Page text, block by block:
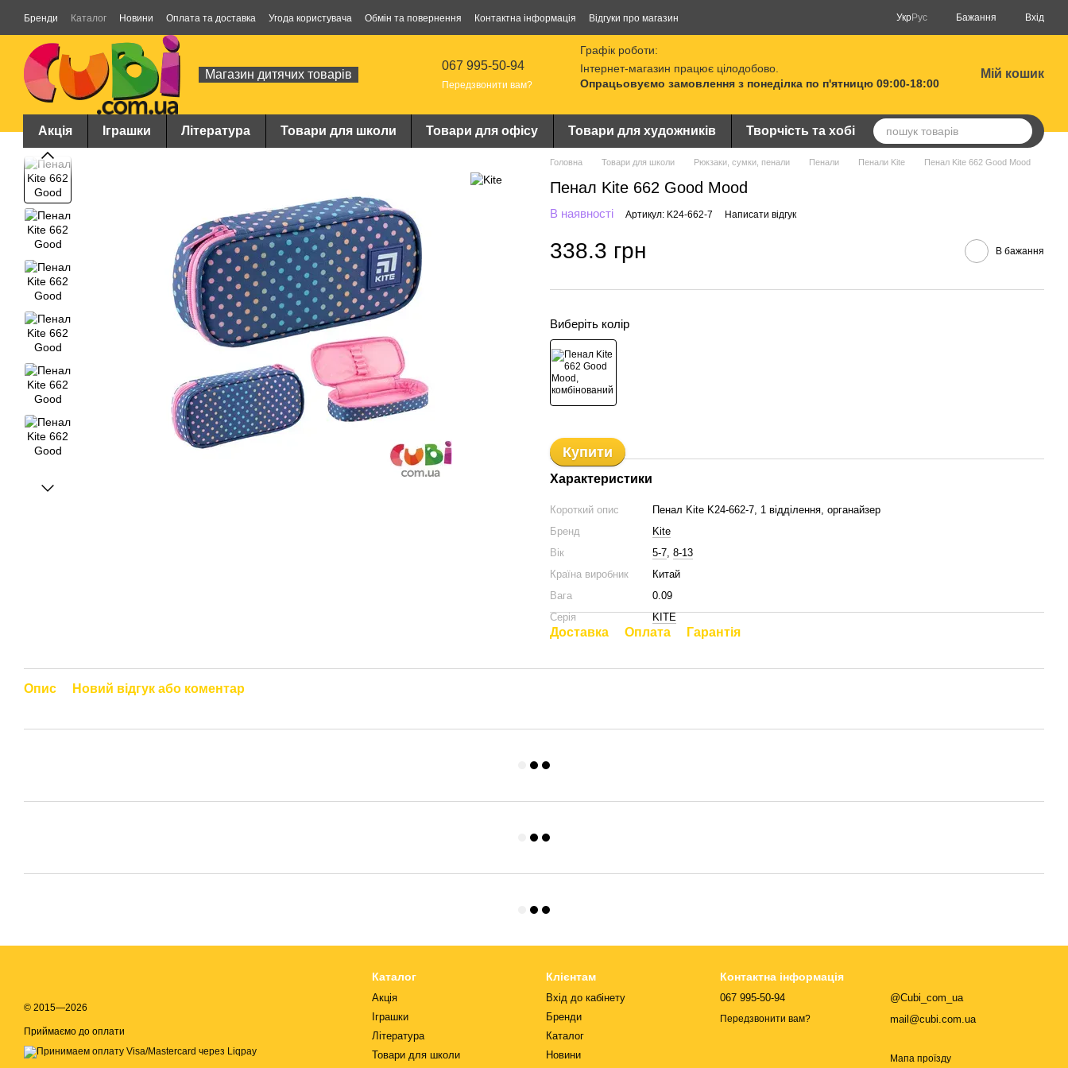
Перейти до основного контенту
Бренди Каталог Новини Оплата та доставка Угода користувача Обмін та повернення Контактна інформація Відгуки про магазин УкрРус Бажання Вхід
Магазин дитячих товарів
067 995-50-94
Передзвонити вам?
Графік роботи:
Інтернет-магазин працює цілодобово.
Опрацьовуємо замовлення з понеділка по п'ятницю 09:00-18:00
Мій кошик
Акція Іграшки Література Товари для школи Товари для офісу Товари для художників Творчість та хобі
Головна Товари для школи Рюкзаки, сумки, пенали Пенали Пенали Kite Пенал Kite 662 Good Mood
Пенал Kite 662 Good Mood
В наявності Артикул: K24-662-7 Написати відгук
338.3 грн В бажання
Виберіть колір
Купити
Характеристики
Короткий опис
Пенал Kite K24-662-7, 1 відділення, органайзер
Бренд
Kite
Вік
5-7, 8-13
Країна виробник
Китай
Вага
0.09
Серія
KITE
Доставка Оплата Гарантія
Опис Новий відгук або коментар
© 2015—2026
Приймаємо до оплати
Каталог
Акція
Іграшки
Література
Товари для школи
Клієнтам
Вхід до кабінету
Бренди
Каталог
Новини
Контактна інформація
067 995-50-94
Передзвонити вам?
@Cubi_com_ua
mail@cubi.com.ua
Мапа проїзду